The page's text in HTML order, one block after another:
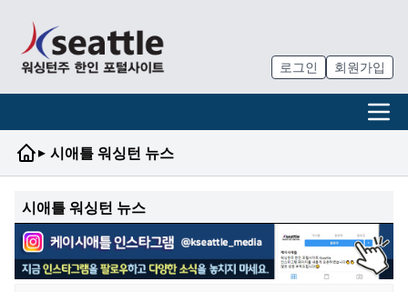
로그인 회원가입
▸ 시애틀 워싱턴 뉴스
시애틀 워싱턴 뉴스